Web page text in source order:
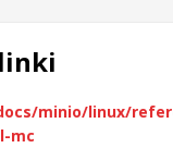
minio/linux/
mc